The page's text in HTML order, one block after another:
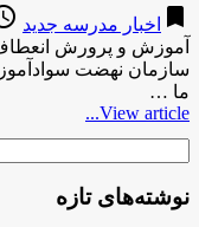
bookmark اخبار مدرسه جدید
آموزش و پرورش
سازمان نهضت
ما …
View article...
نوشته‌های تازه